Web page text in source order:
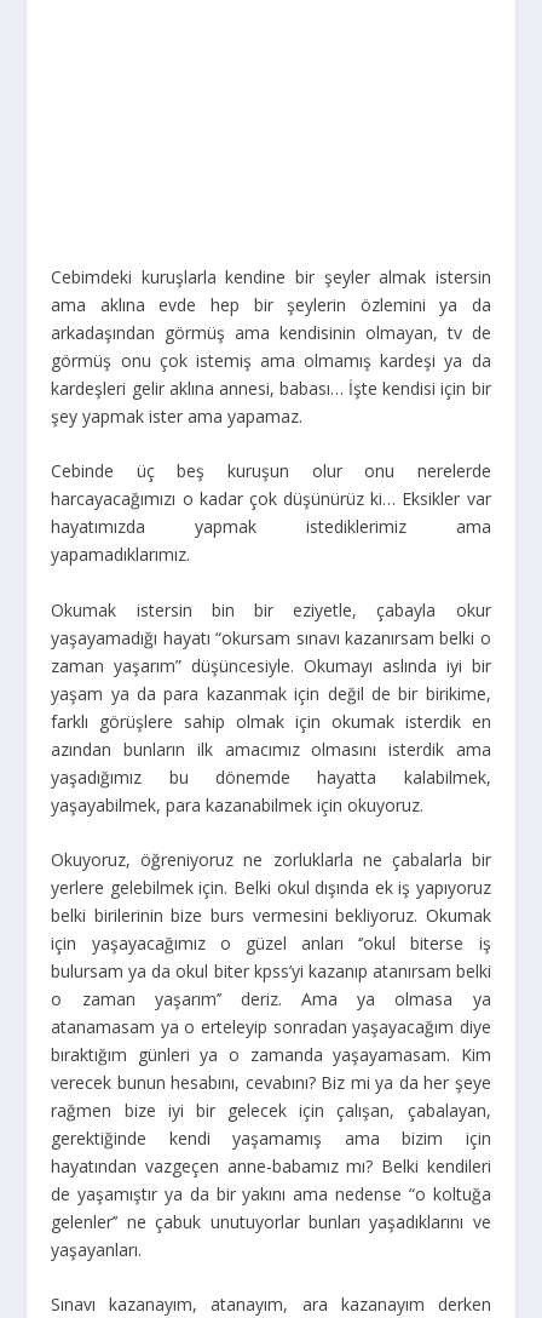
Cebimdeki kuruşlarla kendine bir şeyler almak istersin
ama aklına evde hep bir şeylerin özlemini ya da
arkadaşından görmüş ama kendisinin olmayan, tv de
görmüş onu çok istemiş ama olmamış kardeşi ya da
kardeşleri gelir aklına annesi, babası… İşte kendisi için bir
şey yapmak ister ama yapamaz.
Cebinde üç beş kuruşun olur onu nerelerde
harcayacağımızı o kadar çok düşünürüz ki… Eksikler var
hayatımızda yapmak istediklerimiz ama
yapamadıklarımız.
Okumak istersin bin bir eziyetle, çabayla okur
yaşayamadığı hayatı “okursam sınavı kazanırsam belki o
zaman yaşarım” düşüncesiyle. Okumayı aslında iyi bir
yaşam ya da para kazanmak için değil de bir birikime,
farklı görüşlere sahip olmak için okumak isterdik en
azından bunların ilk amacımız olmasını isterdik ama
yaşadığımız bu dönemde hayatta kalabilmek,
yaşayabilmek, para kazanabilmek için okuyoruz.
Okuyoruz, öğreniyoruz ne zorluklarla ne çabalarla bir
yerlere gelebilmek için. Belki okul dışında ek iş yapıyoruz
belki birilerinin bize burs vermesini bekliyoruz. Okumak
için yaşayacağımız o güzel anları ‘’okul biterse iş
bulursam ya da okul biter kpss’yi kazanıp atanırsam belki
o zaman yaşarım’’ deriz. Ama ya olmasa ya
atanamasam ya o erteleyip sonradan yaşayacağım diye
bıraktığım günleri ya o zamanda yaşayamasam. Kim
verecek bunun hesabını, cevabını? Biz mi ya da her şeye
rağmen bize iyi bir gelecek için çalışan, çabalayan,
gerektiğinde kendi yaşamamış ama bizim için
hayatından vazgeçen anne-babamız mı? Belki kendileri
de yaşamıştır ya da bir yakını ama nedense “o koltuğa
gelenler’’ ne çabuk unutuyorlar bunları yaşadıklarını ve
yaşayanları.
Sınavı kazanayım, atanayım, ara kazanayım derken